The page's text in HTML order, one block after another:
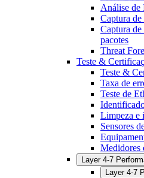
Análise de
Captura de
Captura de
pacotes
Threat
Teste &
Teste &
Taxa de
Teste de
Limpeza e
Sensores
Medidores
Layer 4-7
Layer 4-7